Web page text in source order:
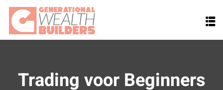
Skip
content
Trading voor Beginners